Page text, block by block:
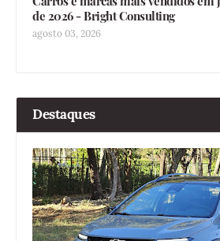
de 2026 - Bright Consulting
agosto 03, 2026
Destaques